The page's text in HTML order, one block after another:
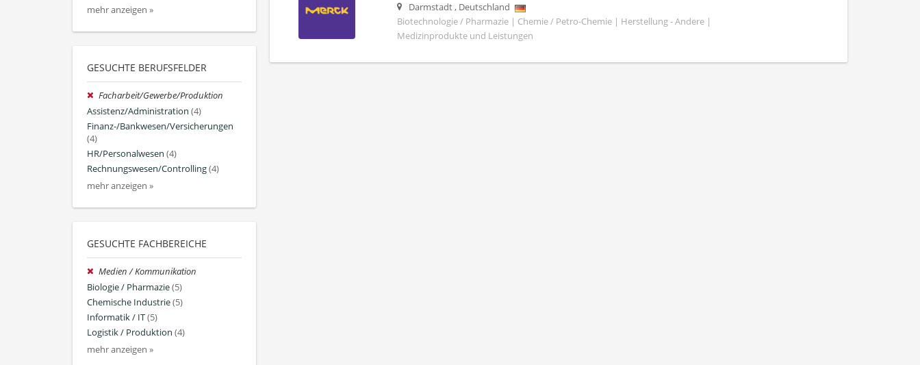
mehr anzeigen »
GESUCHTE BERUFSFELDER
Facharbeit/Gewerbe/Produktion
Assistenz/Administration (4)
Finanz-/Bankwesen/Versicherungen
(4)
HR/Personalwesen (4)
Rechnungswesen/Controlling(4)
mehr anzeigen »
GESUCHTE FACHBEREICHE
Medien / Kommunikation
Biologie / Pharmazie(5)
Chemische Industrie(5)
Informatik / IT(5)
Logistik / Produktion (4)
mehr anzeigen »
Darmstadt, Deutschland
Biotechnologie / Pharmazie | Chemie / Petro-Chemie | Herstellung - Andere |
Medizinprodukte und Leistungen